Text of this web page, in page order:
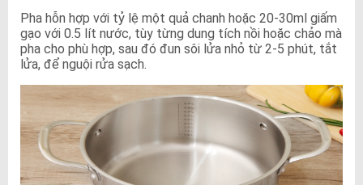
Pha hỗn hợp với tỷ lệ một quả chanh hoặc 20-30ml giấm
gạo với 0.5 lít nước, tùy từng dung tích nồi hoặc chảo mà
pha cho phù hợp, sau đó đun sôi lửa nhỏ từ 2-5 phút, tắt
lửa, để nguội rửa sạch.